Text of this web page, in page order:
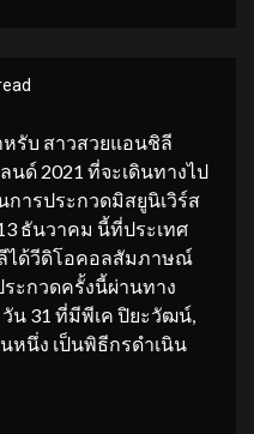
หรับ สาวสวยแอนชิลี
นด์ 2021 ที่จะเดินทางไป
ารประกวดมิสยูนิเวิร์ส
ธันวาคม นี้ที่ประเทศ
ได้วีดิโอคอลสัมภาษณ์
ะกวดครั้งนี้ผ่านทาง
น 31 ที่มีพีเค ปิยะวัฒน์,
หนึ่ง เป็นพิธีกรดำเนิน